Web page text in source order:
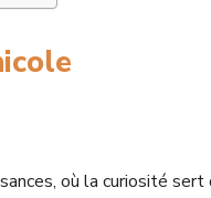
où la curiosité